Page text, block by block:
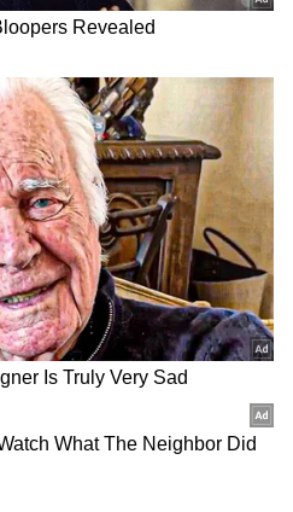
பணியிடங்கள் 2026
இன்ஸ்டிடியூட்'
சிறந்த
ஹில்டன்,
மற்றும்
ஆகிய